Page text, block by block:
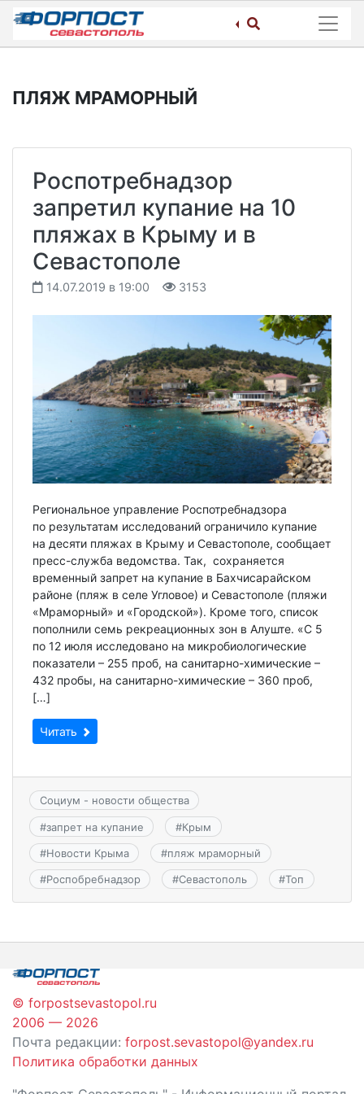
Skip
content
ПЛЯЖ МРАМОРНЫЙ
Роспотребнадзор
запретил купание на 10
пляжах в Крыму и в
Севастополе
14.07.2019 в 19:00 3153
Региональное управление Роспотребнадзора
по результатам исследований ограничило купание
на десяти пляжах в Крыму и Севастополе, сообщает
пресс-служба ведомства. Так, сохраняется
временный запрет на купание в Бахчисарайском
районе (пляж в селе Угловое) и Севастополе (пляжи
«Мраморный» и «Городской»). Кроме того, список
пополнили семь рекреационных зон в Алуште. «С 5
по 12 июля исследовано на микробиологические
показатели – 255 проб, на санитарно-химические –
432 пробы, на санитарно-химические – 360 проб,
[…]
Читать
Социум - новости общества
#запрет на купание #Крым
#Новости Крыма #пляж мраморный
#Роспобребнадзор #Севастополь #Топ
© forpostsevastopol.ru
2006 — 2026
Почта редакции: forpost.sevastopol@yandex.ru
Политика обработки данных